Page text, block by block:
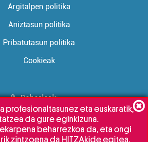
Argitalpen politika
Aniztasun politika
Pribatutasun politika
Cookieak
Babesleak:
profesionaltasunez eta euskaratik,
da gure eginkizuna.
beharrezkoa da, eta ongi
zintzoena da HITZAkide egitea.